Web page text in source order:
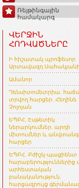
Ռեյթինգային
համակարգ
ՎԵՐՋԻՆ
ՀՈԴՎԱԾՆԵՐԸ
Ի հիշատակ պրոֆեսոր
Արտավազդ Սահակյանի
Ամանոր
Դենսիտոմետրիա.
տրվող հարցեր. Հեղինե
Չոլոյան
ԵՊԲՀ. Էսթետիկ
ներարկումներ. արդի
միտումներ և
հարցեր
ԵՊԲՀ. Բժիշկ-պացիենտ
հարաբերություններից
արհեստական
բանականություն.
հարցազրույց